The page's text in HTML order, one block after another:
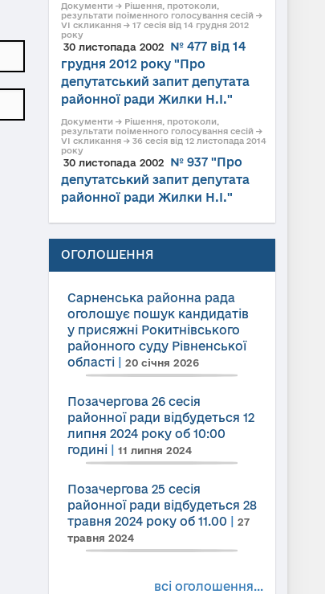
Документи → Рішення, протоколи,
результати поіменного голосування сесій →
VI скликання → 17 сесія від 14 грудня 2012
року
30 листопада 2002
№ 477 від 14
грудня 2012 року "Про
депутатський запит депутата
районної ради Жилки Н.І."
Документи → Рішення, протоколи,
результати поіменного голосування сесій →
VI скликання → 36 сесія від 12 листопада 2014
року
30 листопада 2002
№ 937 "Про
депутатський запит депутата
районної ради Жилки Н.І."
ОГОЛОШЕННЯ
Сарненська районна рада
оголошує пошук кандидатів
у присяжні Рокитнівського
районного суду Рівненської
області| 20 січня 2026
Позачергова 26 сесія
районної ради відбудеться 12
липня 2024 року об 10:00
годині| 11 липня 2024
Позачергова 25 сесія
районної ради відбудеться 28
травня 2024 року об 11.00
27
травня 2024
всі оголошення...